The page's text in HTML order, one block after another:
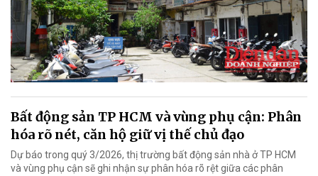
Bất động sản TP HCM và vùng phụ cận: Phân
hóa rõ nét, căn hộ giữ vị thế chủ đạo
Dự báo trong quý 3/2026, thị trường bất động sản nhà ở TP HCM
và vùng phụ cận sẽ ghi nhận sự phân hóa rõ rệt giữa các phân